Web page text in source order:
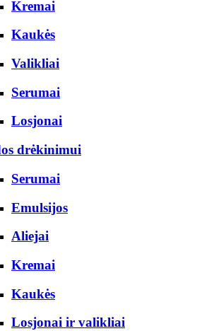
Kremai
Kaukės
Valikliai
Serumai
Losjonai
drėkinimui
Serumai
Emulsijos
Aliejai
Kremai
Kaukės
Losjonai ir valikliai